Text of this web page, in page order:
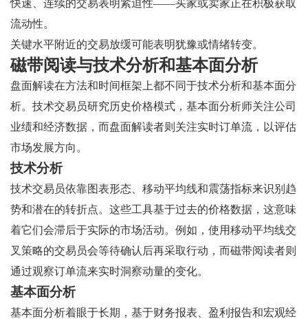
快速、连续的交易表明紧迫性——买家或卖家正在积极获取
流动性。
关键水平附近的交易放缓可能表明犹豫或情绪转变。
磁带阅读与技术分析和基本面分析
盘面解读在方法和时间框架上都不同于技术分析和基本面分
析。技术交易员研究历史价格模式，基本面分析师关注公司
业绩和经济数据，而盘面解读者则关注实时订单流，以评估
市场发展方向。
技术分析
技术交易员依靠图表形态、移动平均线和震荡指标来识别趋
势和潜在的转折点。这些工具基于过去的价格数据，这意味
着它们会滞后于实际的市场活动。例如，使用移动平均线交
叉策略的交易员会等待确认后再采取行动，而磁带阅读者则
通过观察订单流来实时洞察动量的变化。
基本面分析
基本面分析着眼于长期，基于财务报表、盈利报告和宏观经